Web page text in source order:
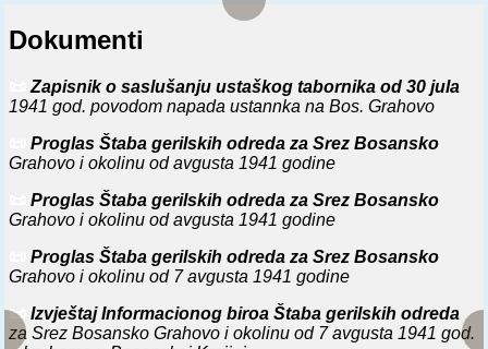
⚔️ 30. 7. 1941.
U Drvaru Štab gerilskih odreda za srez Bos.
Grahovo imenovao Vojno-revolucionarno veće (imalo je
odreda, odbora (kako su se zvali izvršni organi Veća) i
ustanova. Veće je imalo odbore za komunalnu politiku i za
druge. Ono je bilo prvi organ narodne vlasti u Bosni i
Hercegovini.
31. 7. 1941. Oko 300 ustanika zauzeli žand. st. Ribnik i
Opštinu u s. Velijama i oslobodili 80 talaca. Istovremeno je
Grahovo i okolinu zauzeo ž. i žand. st. Mliništa (kod
Glamoča). Time su spojene oslobođene teritorije oko Drvara
i Jajca i povezane tamošnje ustaničke jedinice.
⚔️ 0. 8. 1941. U s. Prekaji (kod Drvara), odlukom Štaba
Dokumenti
Zapisnik o saslušanju ustaškog tabornika od 30 jula
1941 god. povodom napada ustannka na Bos. Grahovo
Proglas Štaba gerilskih odreda za Srez Bosansko
Grahovo i okolinu od avgusta 1941 godine
Proglas Štaba gerilskih odreda za Srez Bosansko
Grahovo i okolinu od avgusta 1941 godine
Proglas Štaba gerilskih odreda za Srez Bosansko
Grahovo i okolinu od 7 avgusta 1941 godine
📜 Izvještaj Informacionog biroa Štaba gerilskih odreda
za Srez Bosansko Grahovo i okolinu od 7 avgusta 1941 god.